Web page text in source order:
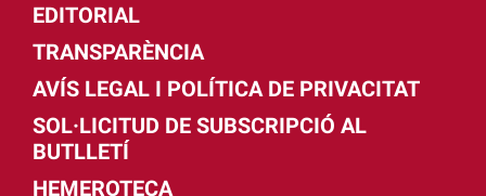
EDITORIAL
TRANSPARÈNCIA
AVÍS LEGAL I POLÍTICA DE PRIVACITAT
SOL·LICITUD DE SUBSCRIPCIÓ AL
BUTLLETÍ
HEMEROTECA